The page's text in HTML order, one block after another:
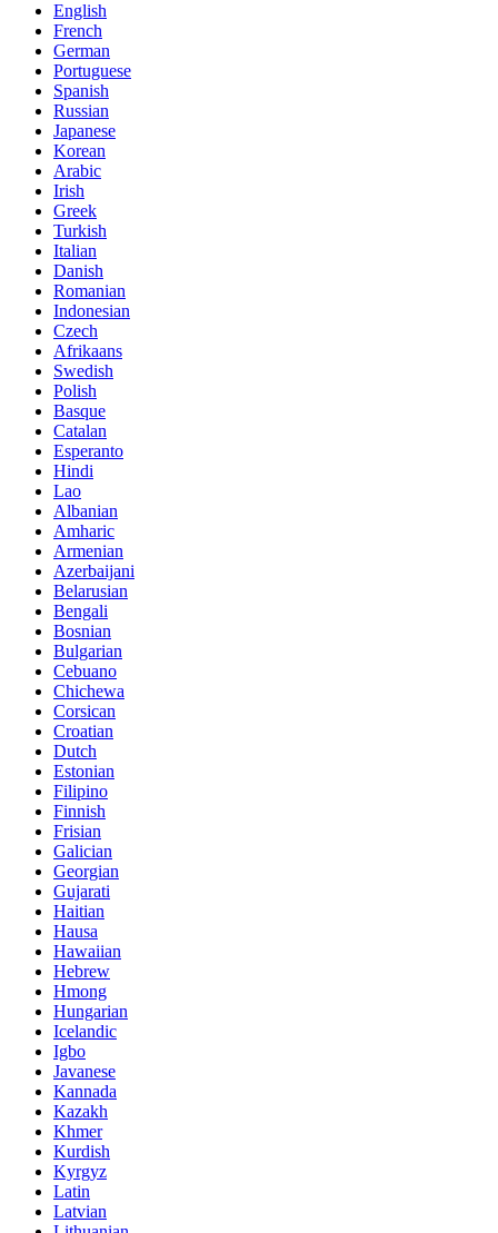
English
French
German
Portuguese
Spanish
Russian
Japanese
Korean
Arabic
Irish
Greek
Turkish
Italian
Danish
Romanian
Indonesian
Czech
Afrikaans
Swedish
Polish
Basque
Catalan
Esperanto
Hindi
Lao
Albanian
Amharic
Armenian
Azerbaijani
Belarusian
Bengali
Bosnian
Bulgarian
Cebuano
Chichewa
Corsican
Croatian
Dutch
Estonian
Filipino
Finnish
Frisian
Galician
Georgian
Gujarati
Haitian
Hausa
Hawaiian
Hebrew
Hmong
Hungarian
Icelandic
Igbo
Javanese
Kannada
Kazakh
Khmer
Kurdish
Kyrgyz
Latin
Latvian